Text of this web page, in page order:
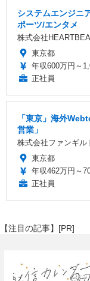
システムエンジニ
ポーツ/エンタメ
株式会社
東京都
年収600万円～
正社員
「東京」海外
営業」
株式会社ファンギル
東京都
年収462万円～
正社員
【注目の記事】[PR]